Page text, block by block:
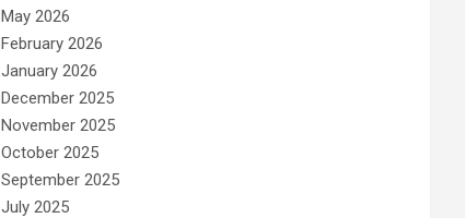
May 2026
February 2026
January 2026
December 2025
November 2025
October 2025
September 2025
July 2025